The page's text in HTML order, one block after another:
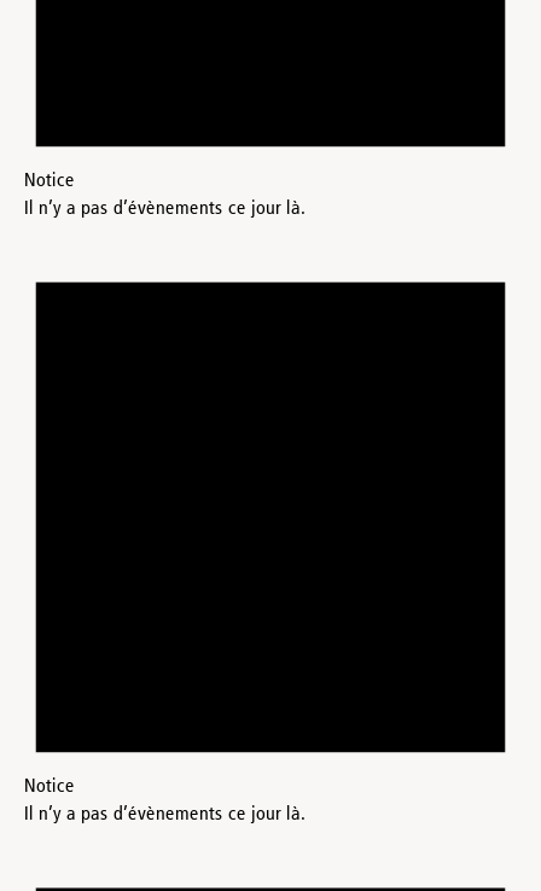
Notice
Il n’y a pas d’évènements ce jour là.
Notice
Il n’y a pas d’évènements ce jour là.